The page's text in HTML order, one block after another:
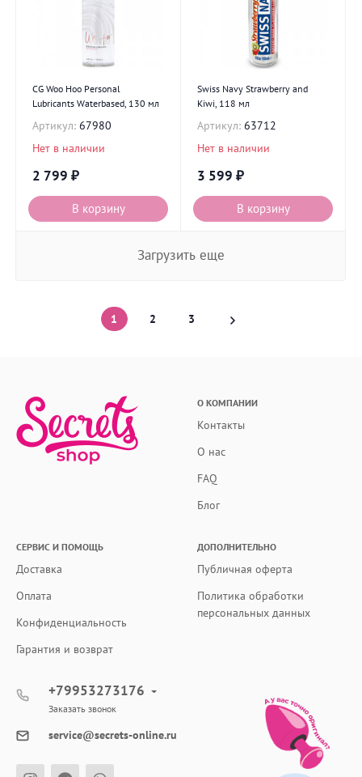
CG Woo Hoo Personal
Lubricants Waterbased, 130 мл
Артикул: 67980
Нет в наличии
2 799 ₽
В корзину
Swiss Navy Strawberry and
Kiwi, 118 мл
Артикул: 63712
Нет в наличии
3 599 ₽
В корзину
Загрузить еще
1 2 3
О КОМПАНИИ
Контакты
О нас
FAQ
Блог
СЕРВИС И ПОМОЩЬ
Доставка
Оплата
Конфиденциальность
Гарантия и возврат
ДОПОЛНИТЕЛЬНО
Публичная оферта
Политика обработки
персональных данных
+79953273176
Заказать звонок
service@secrets-online.ru